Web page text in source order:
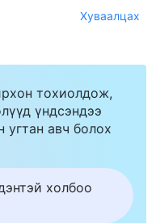
Хуваалцах
тохиолдож,
үндсэндээ
угтан авч болох
холбоо